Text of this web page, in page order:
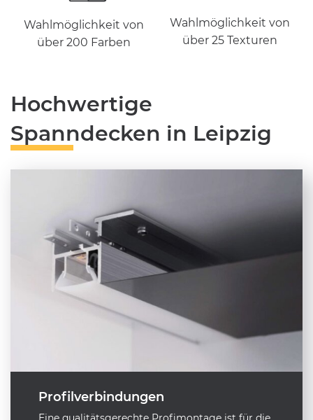
Wahlmöglichkeit von
über 200 Farben
Wahlmöglichkeit von
über 25 Texturen
Hochwertige
Spanndecken in Leipzig
Profilverbindungen